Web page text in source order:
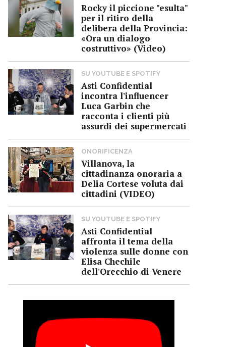
Rocky il piccione "esulta"
per il ritiro della
delibera della Provincia:
«Ora un dialogo
costruttivo» (Video)
SU YOUTUBE E SPOTIFY
Asti Confidential
incontra l'influencer
Luca Garbin che
racconta i clienti più
assurdi dei supermercati
ONORIFICENZA
Villanova, la
cittadinanza onoraria a
Delia Cortese voluta dai
cittadini (VIDEO)
SU YOUTUBE E SPOTIFY
Asti Confidential
affronta il tema della
violenza sulle donne con
Elisa Chechile
dell'Orecchio di Venere